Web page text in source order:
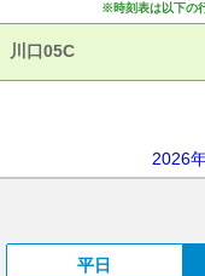
※時刻表は以下の
川口05C
2026
平日